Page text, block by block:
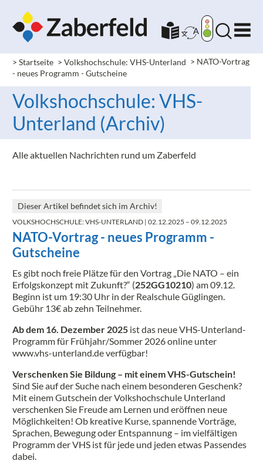
> Startseite > Volkshochschule: VHS-Unterland > NATO-Vortrag
- neues Programm - Gutscheine
Volkshochschule: VHS-
Unterland (Archiv)
Alle aktuellen Nachrichten rund um Zaberfeld
Dieser Artikel befindet sich im Archiv!
VOLKSHOCHSCHULE: VHS-UNTERLAND | 02.12.2025 – 09.12.2025
NATO-Vortrag - neues Programm -
Gutscheine
Es gibt noch freie Plätze für den Vortrag „Die NATO – ein
Erfolgskonzept mit Zukunft?“ (252GG10210) am 09.12.
Beginn ist um 19:30 Uhr in der Realschule Güglingen.
Gebühr 13€ ab zehn Teilnehmer.
Ab dem 16. Dezember 2025 ist das neue VHS-Unterland-
Programm für Frühjahr/Sommer 2026 online unter
www.vhs-unterland.de verfügbar!
Verschenken Sie Bildung – mit einem VHS-Gutschein!
Sind Sie auf der Suche nach einem besonderen Geschenk?
Mit einem Gutschein der Volkshochschule Unterland
verschenken Sie Freude am Lernen und eröffnen neue
Möglichkeiten! Ob kreative Kurse, spannende Vorträge,
Sprachen, Bewegung oder Entspannung – im vielfältigen
Programm der VHS ist für jede und jeden etwas Passendes
dabei.